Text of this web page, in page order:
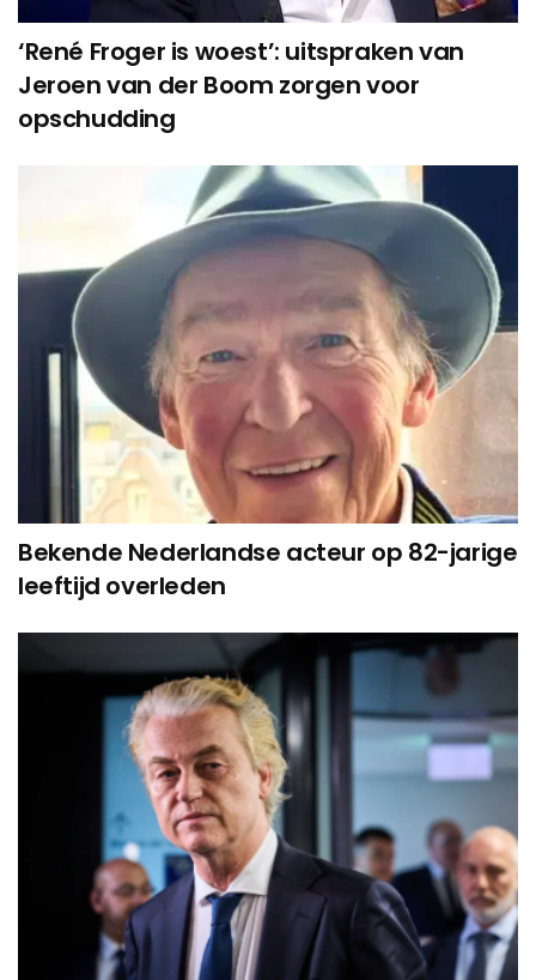
‘René Froger is woest’: uitspraken van
Jeroen van der Boom zorgen voor
opschudding
Bekende Nederlandse acteur op 82-jarige
leeftijd overleden